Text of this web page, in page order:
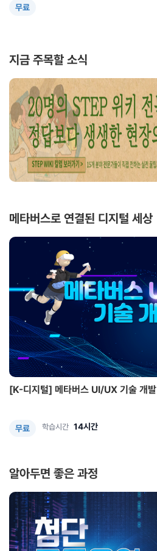
무료
지금 주목할 소식
메타버스로 연결된 디지털 세상
[K-디지털] 메타버스 UI/UX 기술 개발
무료 학습시간 14시간
알아두면 좋은 과정